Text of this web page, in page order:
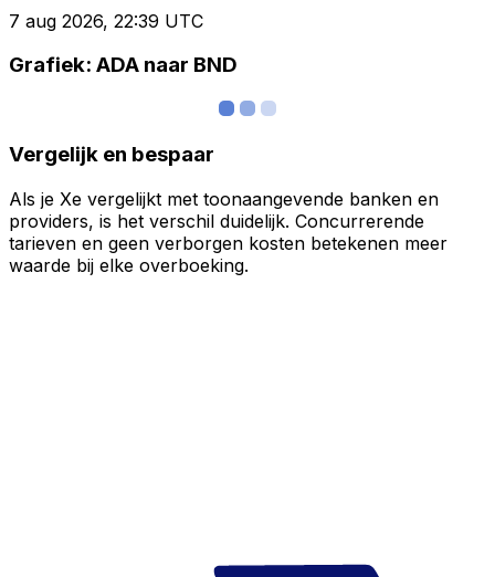
7 aug 2026, 22:39 UTC
Grafiek: ADA naar BND
Vergelijk en bespaar
Als je Xe vergelijkt met toonaangevende banken en
providers, is het verschil duidelijk. Concurrerende
tarieven en geen verborgen kosten betekenen meer
waarde bij elke overboeking.